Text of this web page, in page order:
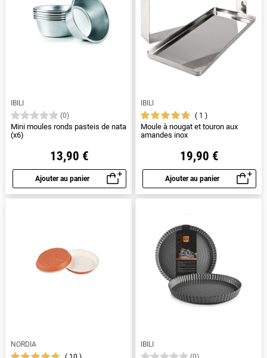
IBILI
(0)
Mini moules ronds pasteis de nata
(x6)
13,90 €
Ajouter au panier
Aperçu rapide
IBILI
1
Moule à nougat et touron aux
amandes inox
19,90 €
Ajouter au panier
Aperçu rapide
NORDIA
IBILI